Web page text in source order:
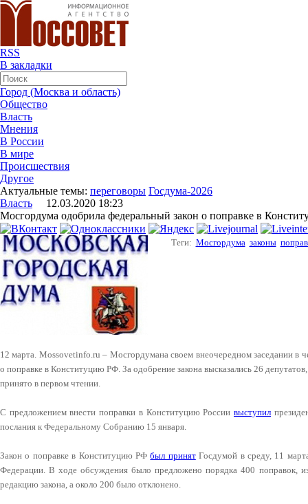
RSS
В закладки
Город (Москва и область)
Общество
Власть
Мнения
В России
В мире
Происшествия
Другое
Актуальные темы: переговоры Госдума-2026
Власть 12.03.2020 18:23
Мосгордума одобрила федеральный закон о поправке в
Теги: Мосгордума законы
12 марта. Mossovetinfo.ru – Мосгордумана своем внеочередном заседании в
о поправке в Конституцию РФ. За одобрение закона высказались 26
принято в первом чтении.
С предложением внести поправки в Конституцию России выступил
послания к Федеральному Собранию 15 января.
Закон о поправке в Конституцию РФбыл принятГосдумой в среду, 11
Федерации. В ходе обсуждения было предложено порядка 400 поправок,
редакцию закона, а около 200 было отклонено.